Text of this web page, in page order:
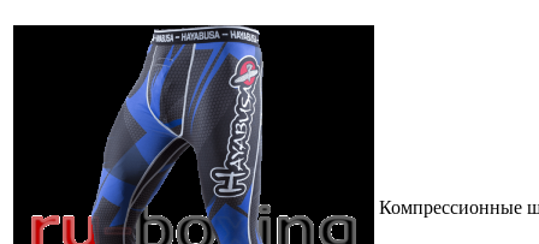
Компрессионные